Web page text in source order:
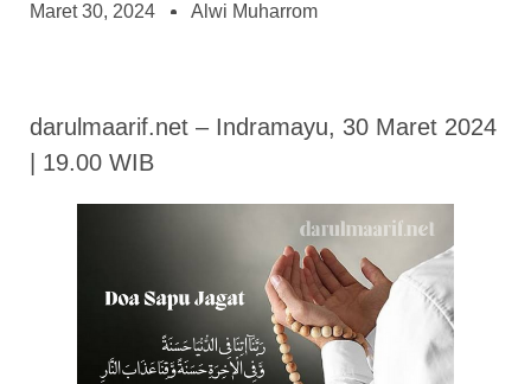
Maret 30, 2024 Alwi Muharrom
darulmaarif.net – Indramayu, 30 Maret 2024
| 19.00 WIB